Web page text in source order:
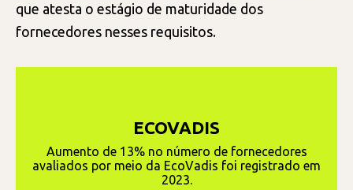
que atesta o estágio de maturidade dos
fornecedores nesses requisitos.
ECOVADIS
Aumento de 13% no número de fornecedores
avaliados por meio da EcoVadis foi registrado em
2023.